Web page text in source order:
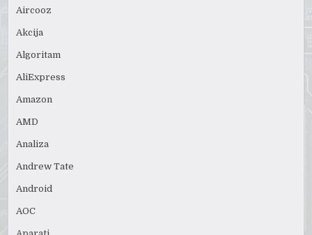
Aircooz
Akcija
Algoritam
AliExpress
Amazon
AMD
Analiza
Andrew Tate
Android
AOC